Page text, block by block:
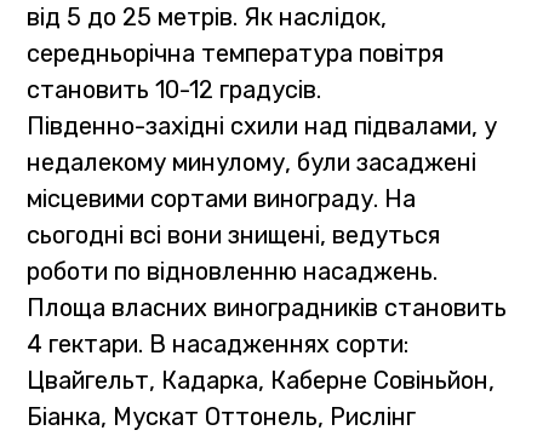
від 5 до 25 метрів. Як наслідок,
середньорічна температура повітря
становить 10-12 градусів.
Південно-західні схили над підвалами, у
недалекому минулому, були засаджені
місцевими сортами винограду. На
сьогодні всі вони знищені, ведуться
роботи по відновленню насаджень.
Площа власних виноградників становить
4 гектари. В насадженнях сорти:
Цвайгельт, Кадарка, Каберне Совіньйон,
Біанка, Мускат Оттонель, Рислінг